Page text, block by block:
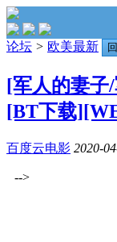
论坛 > 欧美最新
[军人的妻子
[BT下载
百度云电影 2020-
-->